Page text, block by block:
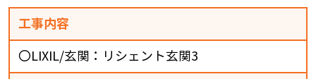
工事内容
〇LIXIL/玄関：リシェント玄関3